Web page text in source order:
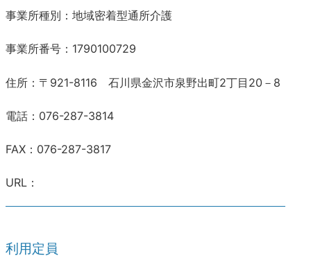
事業所種別：地域密着型通所介護
事業所番号：1790100729
住所：〒921-8116 石川県金沢市泉野出町2丁目20－8
電話：076-287-3814
FAX：076-287-3817
URL：
利用定員